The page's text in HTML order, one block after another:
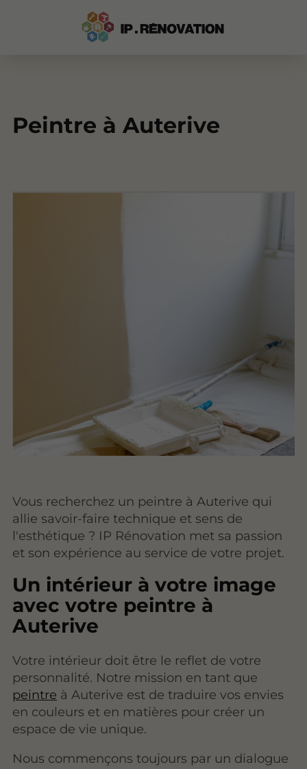
Peintre à Auterive
Vous recherchez un peintre à Auterive qui
allie savoir-faire technique et sens de
l'esthétique ? IP Rénovation met sa passion
et son expérience au service de votre projet.
Un intérieur à votre image
avec votre peintre à
Auterive
Votre intérieur doit être le reflet de votre
personnalité. Notre mission en tant que
peintre à Auterive est de traduire vos envies
en couleurs et en matières pour créer un
espace de vie unique.
Nous commençons toujours par un dialogue